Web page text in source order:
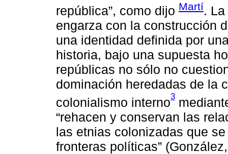
república”, como dijo Martí.
engarza con la construcción
una identidad definida por
historia, bajo una supuesta
repúblicas no sólo no
dominación heredadas de la
colonialismo interno3
“rehacen y conservan las
las etnias colonizadas que
fronteras políticas”